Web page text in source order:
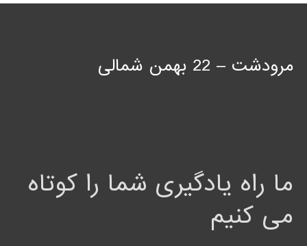
مرودشت – 22 بهمن شمالی
ما راه یادگیری شما را کوتاه
می کنیم